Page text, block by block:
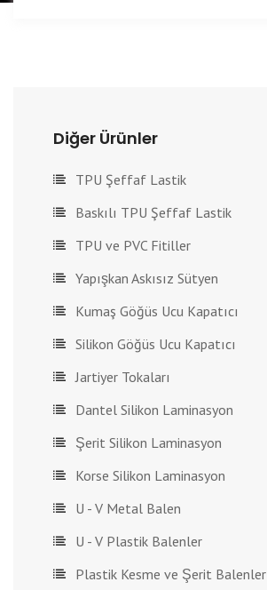
Diğer Ürünler
TPU Şeffaf Lastik
Baskılı TPU Şeffaf Lastik
TPU ve PVC Fitiller
Yapışkan Askısız Sütyen
Kumaş Göğüs Ucu Kapatıcı
Silikon Göğüs Ucu Kapatıcı
Jartiyer Tokaları
Dantel Silikon Laminasyon
Şerit Silikon Laminasyon
Korse Silikon Laminasyon
U - V Metal Balen
U - V Plastik Balenler
Plastik Kesme ve Şerit Balenler